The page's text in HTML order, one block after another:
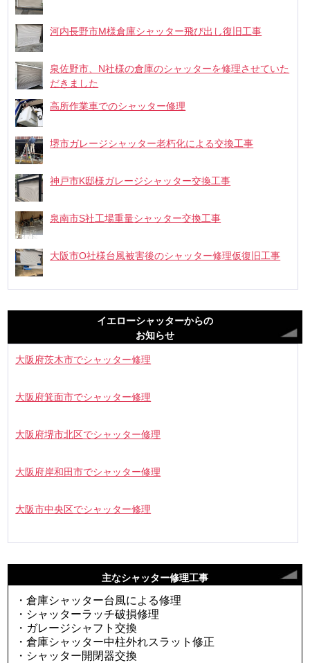
河内長野市M様倉庫シャッター飛び出し復旧工事
泉佐野市、N社様の倉庫のシャッターを修理させていた
だきました
高所作業車でのシャッター修理
堺市ガレージシャッター老朽化による交換工事
神戸市K邸様ガレージシャッター交換工事
泉南市S社工場重量シャッター交換工事
大阪市O社様台風被害後のシャッター修理仮復旧工事
イエローシャッターからの
お知らせ
大阪府茨木市でシャッター修理
大阪府箕面市でシャッター修理
大阪府堺市北区でシャッター修理
大阪府岸和田市でシャッター修理
大阪市中央区でシャッター修理
主なシャッター修理工事
・倉庫シャッター台風による修理
・シャッターラッチ破損修理
・ガレージシャフト交換
・倉庫シャッター中柱外れスラット修正
・シャッター開閉器交換